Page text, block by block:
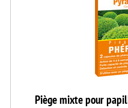
Piège mixte pour